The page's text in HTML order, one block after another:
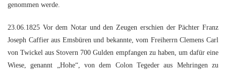
genommen werde.
23.06.1825 Vor dem Notar und den Zeugen erschien der Pächter Franz
Joseph Caffier aus Emsbüren und bekannte, vom Freiherrn Clemens Carl
von Twickel aus Stovern 700 Gulden empfangen zu haben, um dafür eine
Wiese, genannt „Hohe“, von dem Colon Tegeder aus Mehringen zu